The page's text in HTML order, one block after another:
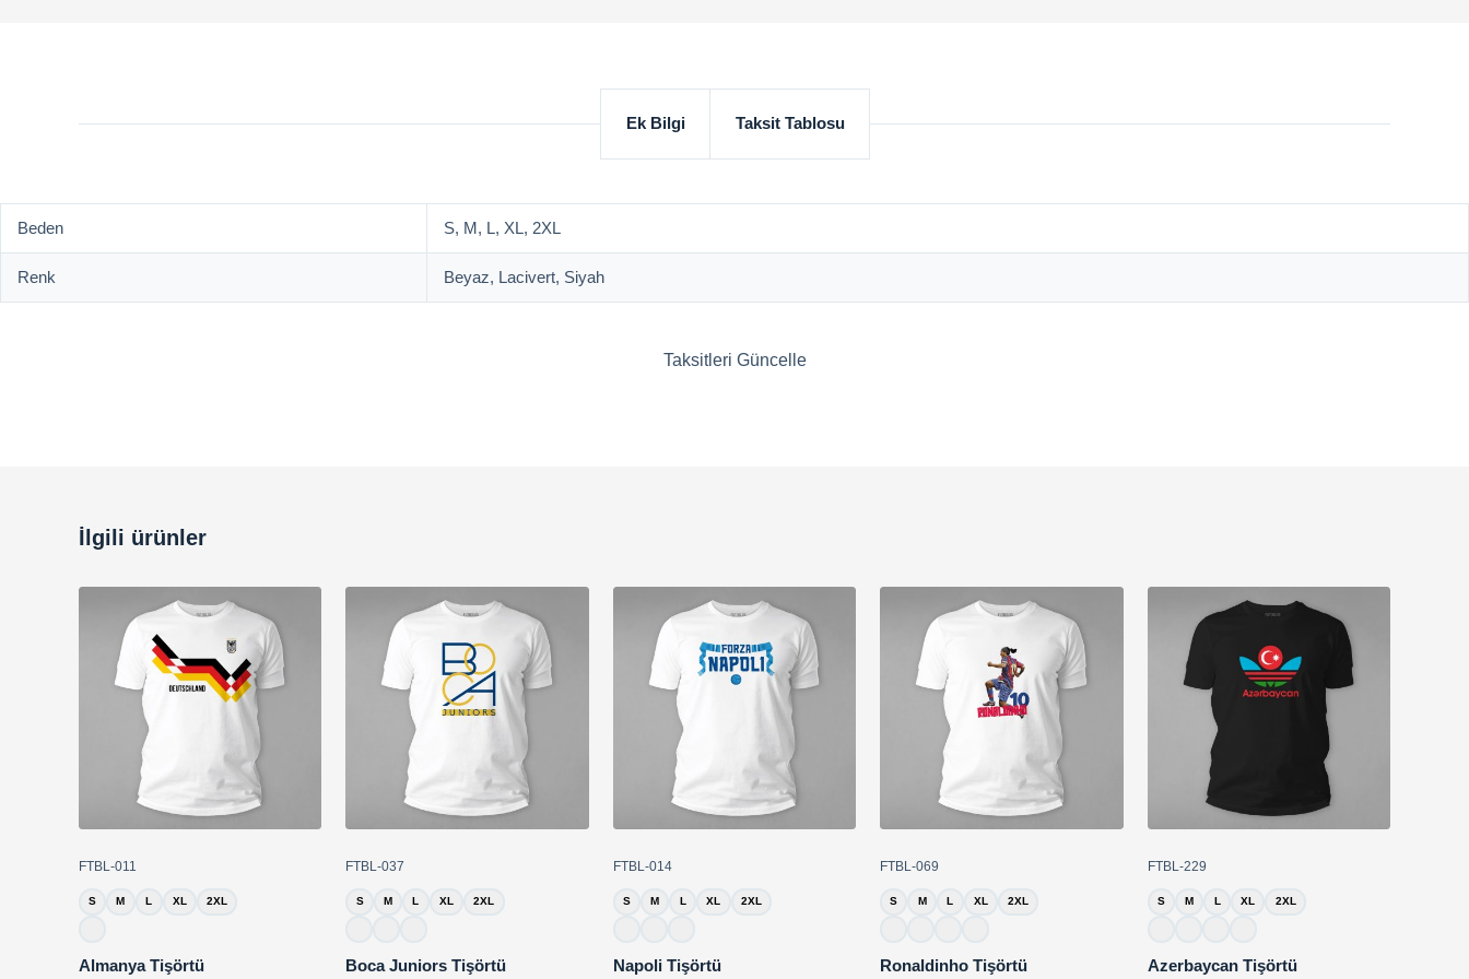
Ek Bilgi Taksit Tablosu
Beden S, M, L, XL, 2XL
Renk Beyaz, Lacivert, Siyah
Taksitleri Güncelle
İlgili ürünler
FTBL-011
S M L XL 2XL
Almanya Tişörtü
FTBL-037
S M L XL 2XL
Boca Juniors Tişörtü
FTBL-014
S M L XL 2XL
Napoli Tişörtü
FTBL-069
S M L XL 2XL
Ronaldinho Tişörtü
FTBL-229
S M L XL 2XL
Azerbaycan Tişörtü